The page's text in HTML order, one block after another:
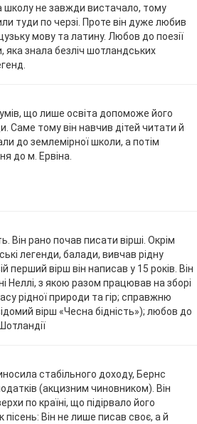
школу не завжди вистачало, тому
туди по черзі. Проте він дуже любив
мову та латину. Любов до поезії
знала безліч шотландських
що лише освіта допоможе його
Саме тому він навчив дітей читати й
до землемірної школи, а потім
до м. Ервіна.
Він рано почав писати вірші. Окрім
легенди, балади, вивчав рідну
перший вірш він написав у 15 років. Він
Неллі, з якою разом працював на зборі
рідної природи та гір; справжню
вірш «Чесна бідність»); любов до
стабільного доходу, Бернс
(акцизним чиновником). Він
по країні, що підірвало його
Він не лише писав своє, а й